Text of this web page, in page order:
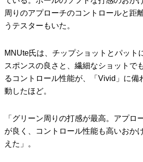
周りのアプローチのコントロールと距
うテスターもいた。
MNUte氏は、チップショットとパット
スポンスの良さと、繊細なショットで
るコントロール性能が、「Vivid」に備
動したほど。
「グリーン周りの打感が最高。アプロ
が良く、コントロール性能も高いおか
えた」。